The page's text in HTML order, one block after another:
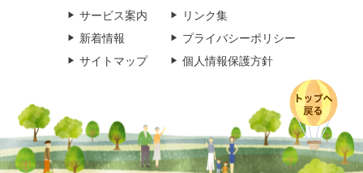
サービス案内
新着情報
サイトマップ
リンク集
プライバシーポリシー
個人情報保護方針